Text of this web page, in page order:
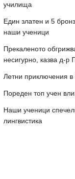
училища
Един златен и 5
наши ученици
Прекаленото
несигурно, казва д-р
Летни приключения в
Пореден топ учен
Наши ученици
лингвистика